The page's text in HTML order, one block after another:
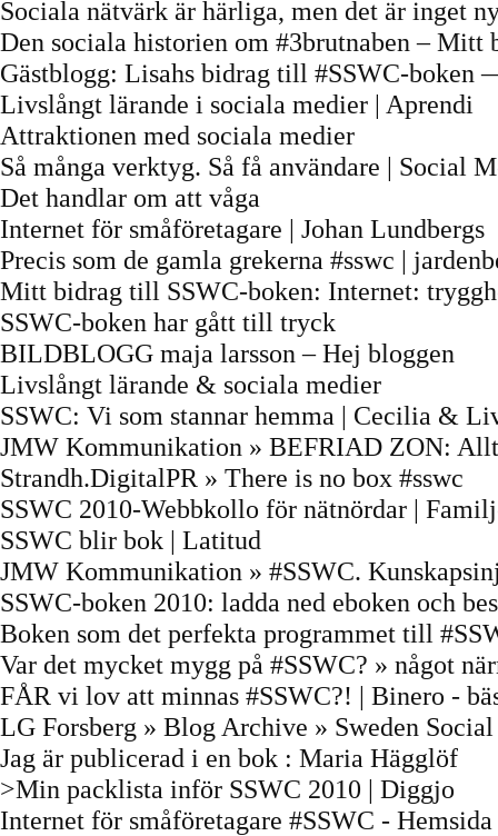
Sociala nätvärk är härliga, men det är inget
Den sociala historien om #3brutnaben –
Gästblogg: Lisahs bidrag till #SSWC-boken
Livslångt lärande i sociala medier | Aprendi
Attraktionen med sociala medier
Så många verktyg. Så få användare | Social
Det handlar om att våga
Internet för småföretagare | Johan Lundbergs
Precis som de gamla grekerna #sswc |
Mitt bidrag till SSWC-boken: Internet:
SSWC-boken har gått till tryck
BILDBLOGG maja larsson – Hej bloggen
Livslångt lärande & sociala medier
SSWC: Vi som stannar hemma | Cecilia &
JMW Kommunikation » BEFRIAD ZON:
Strandh.DigitalPR » There is no box #sswc
SSWC 2010-Webbkollo för nätnördar |
SSWC blir bok | Latitud
JMW Kommunikation » #SSWC.
SSWC-boken 2010: ladda ned eboken och
Boken som det perfekta programmet till
Var det mycket mygg på #SSWC? » något
FÅR vi lov att minnas #SSWC?! | Binero -
LG Forsberg » Blog Archive » Sweden
Jag är publicerad i en bok : Maria Hägglöf
>Min packlista inför SSWC 2010 | Diggjo
Internet för småföretagare #SSWC - Hemsida